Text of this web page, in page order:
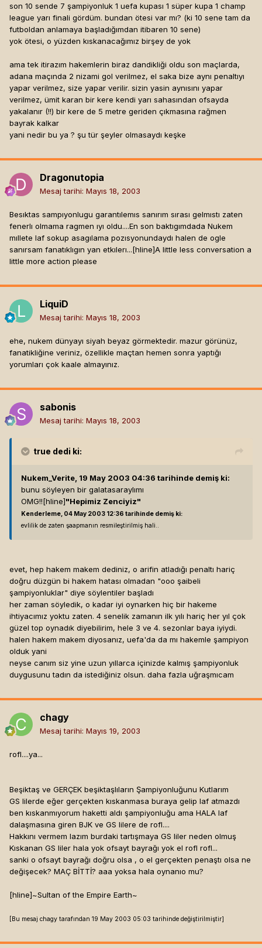
son 10 sende 7 şampiyonluk 1 uefa kupası 1 süper kupa 1 champ
league yarı finali gördüm. bundan ötesi var mı? (ki 10 sene tam da
futboldan anlamaya başladığımdan itibaren 10 sene)
yok ötesi, o yüzden kıskanacağımız birşey de yok
ama tek itirazım hakemlerin biraz dandikliği oldu son maçlarda,
adana maçında 2 nizami gol verilmez, el saka bize aynı penaltıyı
yapar verilmez, size yapar verilir. sizin yasin aynısını yapar
verilmez, ümit karan bir kere kendi yarı sahasından ofsayda
yakalanır (!!) bir kere de 5 metre geriden çıkmasına rağmen
bayrak kalkar
yani nedir bu ya ? şu tür şeyler olmasaydı keşke
Dragonutopia
Mesaj tarihi: Mayıs 18, 2003
Besıktas sampıyonlugu garantılemıs sanırım sırası gelmıstı zaten
fenerlı olmama ragmen ıyı oldu....En son baktıgımdada Nukem
mıllete laf sokup asagılama pozısyonundaydı halen de ogle
sanırsam fanatıklıgın yan etkılerı...[hline]A little less conversation a
little more action please
LiquiD
Mesaj tarihi: Mayıs 18, 2003
ehe, nukem dünyayı siyah beyaz görmektedir. mazur görünüz,
fanatikliğine veriniz, özellikle maçtan hemen sonra yaptığı
yorumları çok kaale almayınız.
sabonis
Mesaj tarihi: Mayıs 18, 2003
true dedi ki:
Nukem_Verite, 19 May 2003 04:36 tarihinde demiş ki:
bunu söyleyen bir galatasaraylımı
OMG!![hline]"Hepimiz Zenciyiz"
Kenderleme, 04 May 2003 12:36 tarihinde demiş ki:
evlilik de zaten şaapmanın resmileştirilmiş hali..
evet, hep hakem makem dediniz, o arifin atladığı penaltı hariç
doğru düzgün bi hakem hatası olmadan "ooo şaibeli
şampiyonluklar" diye söylentiler başladı
her zaman söyledik, o kadar iyi oynarken hiç bir hakeme
ihtiyacımız yoktu zaten. 4 senelik zamanın ilk yılı hariç her yıl çok
güzel top oynadık diyebilirim, hele 3 ve 4. sezonlar baya iyiydi.
halen hakem makem diyosanız, uefa'da da mı hakemle şampiyon
olduk yani
neyse canım siz yine uzun yıllarca içinizde kalmış şampiyonluk
duygusunu tadın da istediğiniz olsun. daha fazla uğraşmıcam
chagy
Mesaj tarihi: Mayıs 19, 2003
rofl....ya...
Beşiktaş ve GERÇEK beşiktaşlıların Şampiyonluğunu Kutlarım
GS lilerde eğer gerçekten kıskanmasa buraya gelip laf atmazdı
ben kıskanmıyorum haketti aldı şampiyonluğu ama HALA laf
dalaşmasına giren BJK ve GS lilere de rofl....
Hakkını vermem lazım burdaki tartışmaya GS liler neden olmuş
Kıskanan GS liler hala yok ofsayt bayrağı yok el rofl rofl...
sanki o ofsayt bayrağı doğru olsa , o el gerçekten penaştı olsa ne
değişecek? MAÇ BİTTİ? aaa yoksa hala oynanıo mu?
[hline]~Sultan of the Empire Earth~
[Bu mesaj chagy tarafından 19 May 2003 05:03 tarihinde değiştirilmiştir]